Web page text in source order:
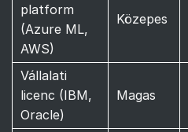
platform
(Azure ML,
AWS)
Közepes
Vállalati
licenc (IBM,
Oracle)
Magas